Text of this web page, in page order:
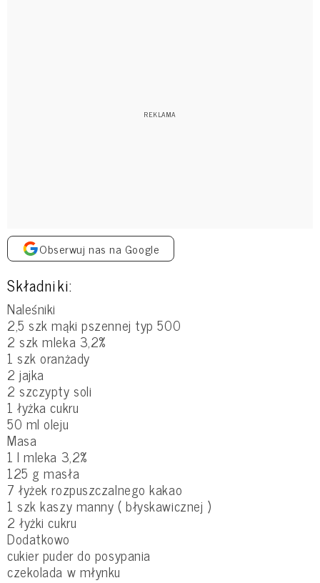
Obserwuj nas na Google
Składniki:
Naleśniki
2,5 szk mąki pszennej typ 500
2 szk mleka 3,2%
1 szk oranżady
2 jajka
2 szczypty soli
1 łyżka cukru
50 ml oleju
Masa
1 l mleka 3,2%
125 g masła
7 łyżek rozpuszczalnego kakao
1 szk kaszy manny ( błyskawicznej )
2 łyżki cukru
Dodatkowo
cukier puder do posypania
czekolada w młynku